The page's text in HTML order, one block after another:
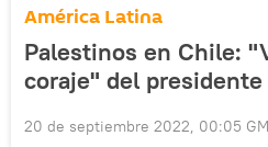
América Latina
Palestinos en Chile:
coraje" del
20 de septiembre 2022, 00:05